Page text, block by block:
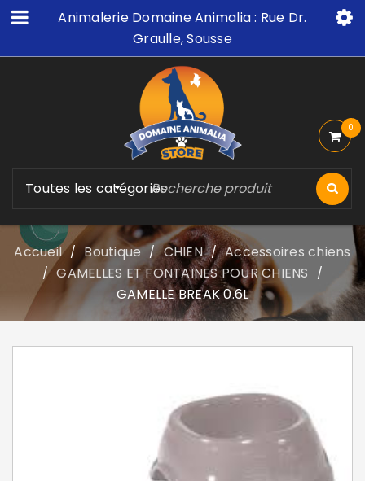
Animalerie Domaine Animalia : Rue Dr.
Graulle, Sousse
Toutes les catégories
0
Accueil / Boutique / CHIEN / Accessoires chiens
/ GAMELLES ET FONTAINES POUR CHIENS /
GAMELLE BREAK 0.6L